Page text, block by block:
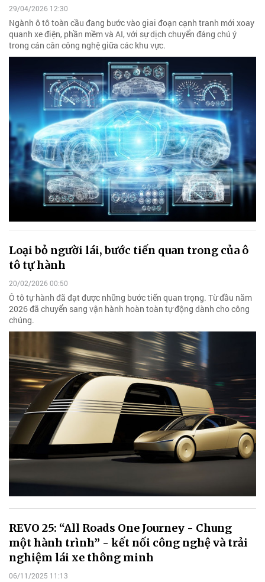
29/04/2026 12:30
Ngành ô tô toàn cầu đang bước vào giai đoạn cạnh tranh mới xoay
quanh xe điện, phần mềm và AI, với sự dịch chuyển đáng chú ý
trong cán cân công nghệ giữa các khu vực.
Loại bỏ người lái, bước tiến quan trong của ô
tô tự hành
20/02/2026 00:50
Ô tô tự hành đã đạt được những bước tiến quan trọng. Từ đầu năm
2026 đã chuyển sang vận hành hoàn toàn tự động dành cho công
chúng.
REVO 25: “All Roads One Journey - Chung
một hành trình” - kết nối công nghệ và trải
nghiệm lái xe thông minh
06/11/2025 11:13